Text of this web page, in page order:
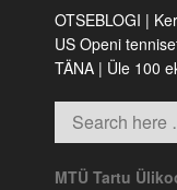
OTSEBLOGI |
US Openi
TÄNA | Üle 100
MTÜ Tartu